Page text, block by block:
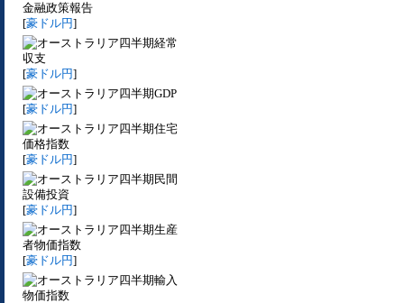
金融政策報告
[豪ドル円]
四半期経常
収支
[豪ドル円]
四半期GDP
[豪ドル円]
四半期住宅
価格指数
[豪ドル円]
四半期民間
設備投資
[豪ドル円]
四半期生産
者物価指数
[豪ドル円]
四半期輸入
物価指数